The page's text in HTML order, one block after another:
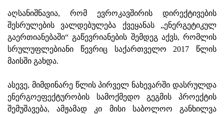
აღსანიშნავია, რომ ევროკავშირის დირექტივების
შესრულების ვალდებულება ქვეყანას „ენერგეტიკულ
გაერთიანებაში“ გაწევრიანების შემდეგ აქვს, რომლის
სრულუფლებიანი წევრიც საქართველო 2017 წლის
მაისში გახდა.
ასევე, მიმდინარე წლის პირველ ნახევარში დასრულდა
ენერგოეფექტურობის სამოქმედო გეგმის პროექტის
შემუშავება, ამჟამად კი მისი საბოლოო განხილვა